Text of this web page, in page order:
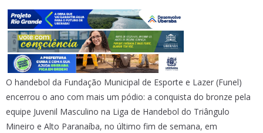
O handebol da Fundação Municipal de Esporte e Lazer (Funel)
encerrou o ano com mais um pódio: a conquista do bronze pela
equipe Juvenil Masculino na Liga de Handebol do Triângulo
Mineiro e Alto Paranaíba, no último fim de semana, em